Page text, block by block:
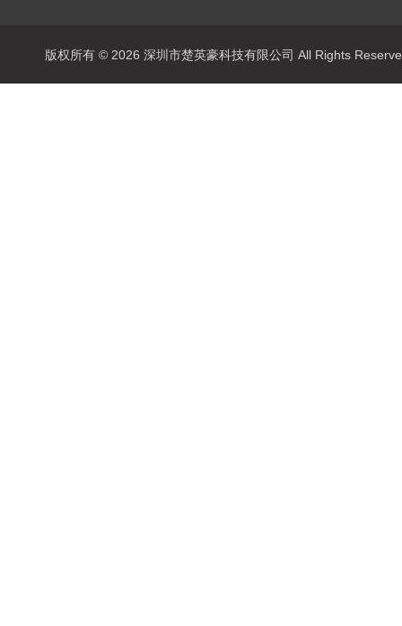
版权所有 © 2026 深圳市楚英豪科技有限公司 All Rights